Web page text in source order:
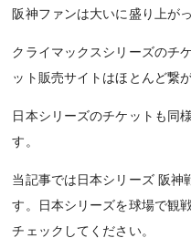
阪神ファンは大いに盛り上が
クライマックスシリーズのチ
ット販売サイトはほとんど繋
日本シリーズのチケットも同
す。
当記事では日本シリーズ 阪神
す。日本シリーズを球場で観
チェックしてください。